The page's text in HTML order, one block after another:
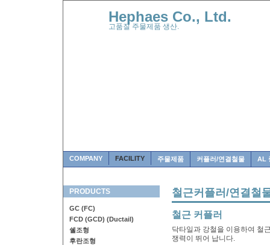
Hephaes Co., Ltd.
고품질 주물제품 생산.
COMPANY FACILITY 주물제품 커플러/연결철물 AL
PRODUCTS
GC (FC)
FCD (GCD) (Ductail)
쉘조형
후란조형
철근커플러/연결철
철근 커플러
닥타일과 강철을 이용하여 철
쟁력이 뛰어 납니다.